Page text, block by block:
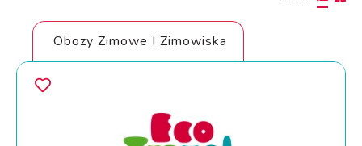
Obozy Zimowe I Zimowiska